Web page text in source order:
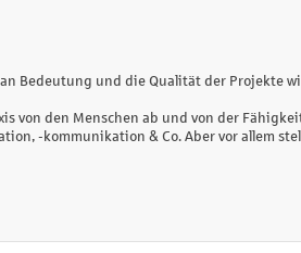
Bedeutung und die Qualität der Projekte
von den Menschen ab und von der
-kommunikation & Co. Aber vor allem